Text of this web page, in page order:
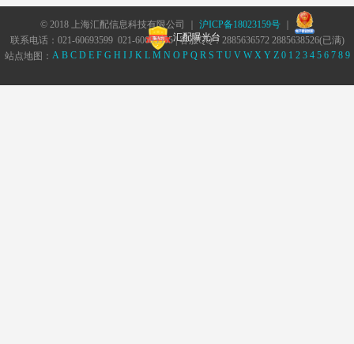
© 2018 上海汇配信息科技有限公司 ｜ 沪ICP备18023159号｜
汇配曝光台
联系电话：021-60693599 021-60693555 | 客服QQ：2885636572 2885638526(已满)
站点地图： A B C D E F G H I J K L M N O P Q R S T U V W X Y Z 0 1 2 3 4 5 6 7 8 9